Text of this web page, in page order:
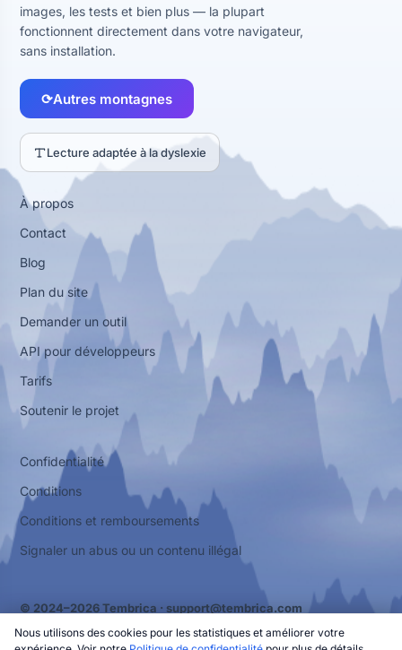
images, les tests et bien plus — la plupart
fonctionnent directement dans votre navigateur,
sans installation.
⟳Autres montagnes
Lecture adaptée à la dyslexie
À propos
Contact
Blog
Plan du site
Demander un outil
API pour développeurs
Tarifs
Soutenir le projet
Confidentialité
Conditions
Conditions et remboursements
Signaler un abus ou un contenu illégal
© 2024–2026 Tembrica · support@tembrica.com
Nous utilisons des cookies pour les statistiques et améliorer votre